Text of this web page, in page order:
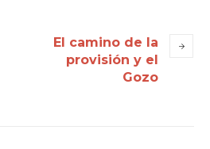
El camino de la
provisión y el
Gozo